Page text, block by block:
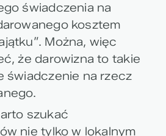
świadczenia na
kosztem
Można, więc
że darowizna to takie
świadczenie na rzecz
szukać
nie tylko w lokalnym